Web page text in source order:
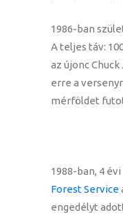
1986-ban
A teljes táv:
az újonc
erre a
mérföldet
1988-ban, 4
Forest Service
engedélyt